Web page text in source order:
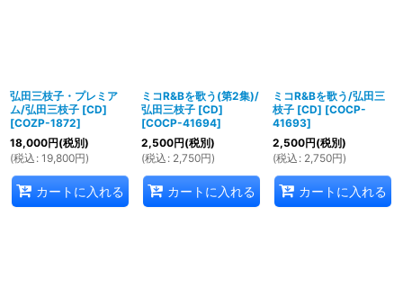
弘田三枝子・プレミア
ム/弘田三枝子 [CD]
[COZP-1872]
18,000円(税別)
(税込 : 19,800円)
カートに入れる
ミコR&Bを歌う(第2集)/
弘田三枝子 [CD]
[COCP-41694]
2,500円(税別)
(税込 : 2,750円)
カートに入れる
ミコR&Bを歌う/弘田三
枝子 [CD] [COCP-
41693]
2,500円(税別)
(税込 : 2,750円)
カートに入れる